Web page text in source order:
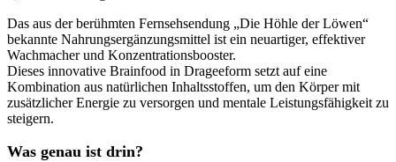
Das aus der berühmten Fernsehsendung „Die Höhle der Löwen“
bekannte Nahrungsergänzungsmittel ist ein neuartiger, effektiver
Wachmacher und Konzentrationsbooster.
Dieses innovative Brainfood in Drageeform setzt auf eine
Kombination aus natürlichen Inhaltsstoffen, um den Körper mit
zusätzlicher Energie zu versorgen und mentale Leistungsfähigkeit zu
steigern.
Was genau ist drin?